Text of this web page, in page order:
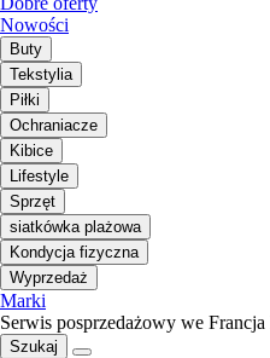
Nowości
Buty
Tekstylia
Piłki
Ochraniacze
Kibice
Lifestyle
Sprzęt
siatkówka plażowa
Kondycja fizyczna
Wyprzedaż
Marki
Serwis posprzedażowy we Francja
Szukaj